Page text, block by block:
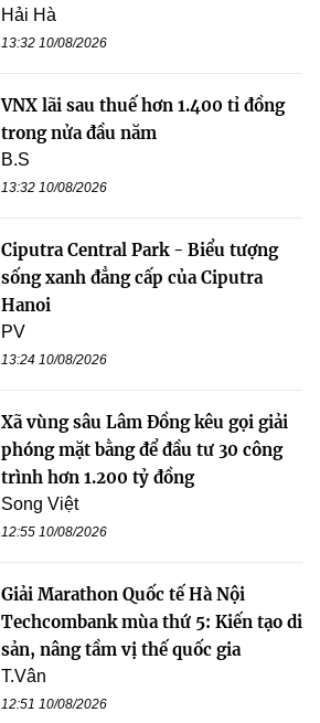
Hải Hà
13:32 10/08/2026
VNX lãi sau thuế hơn 1.400 tỉ đồng
trong nửa đầu năm
B.S
13:32 10/08/2026
Ciputra Central Park - Biểu tượng
sống xanh đẳng cấp của Ciputra
Hanoi
PV
13:24 10/08/2026
Xã vùng sâu Lâm Đồng kêu gọi giải
phóng mặt bằng để đầu tư 30 công
trình hơn 1.200 tỷ đồng
Song Việt
12:55 10/08/2026
Giải Marathon Quốc tế Hà Nội
Techcombank mùa thứ 5: Kiến tạo di
sản, nâng tầm vị thế quốc gia
T.Vân
12:51 10/08/2026